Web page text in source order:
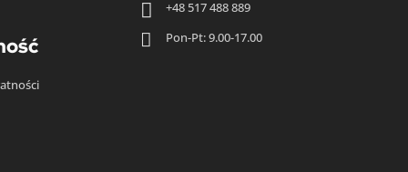
+48 517 488 889
Pon-Pt: 9.00-17.00

